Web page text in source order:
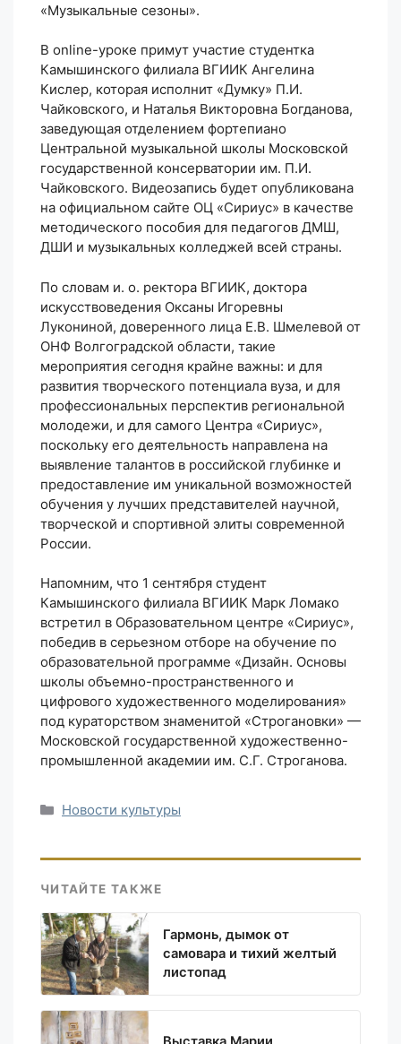
«Музыкальные сезоны».
В online-уроке примут участие студентка
Камышинского филиала ВГИИК Ангелина
Кислер, которая исполнит «Думку» П.И.
Чайковского, и Наталья Викторовна Богданова,
заведующая отделением фортепиано
Центральной музыкальной школы Московской
государственной консерватории им. П.И.
Чайковского. Видеозапись будет опубликована
на официальном сайте ОЦ «Сириус» в качестве
методического пособия для педагогов ДМШ,
ДШИ и музыкальных колледжей всей страны.
По словам и. о. ректора ВГИИК, доктора
искусствоведения Оксаны Игоревны
Лукониной, доверенного лица Е.В. Шмелевой от
ОНФ Волгоградской области, такие
мероприятия сегодня крайне важны: и для
развития творческого потенциала вуза, и для
профессиональных перспектив региональной
молодежи, и для самого Центра «Сириус»,
поскольку его деятельность направлена на
выявление талантов в российской глубинке и
предоставление им уникальной возможностей
обучения у лучших представителей научной,
творческой и спортивной элиты современной
России.
Напомним, что 1 сентября студент
Камышинского филиала ВГИИК Марк Ломако
встретил в Образовательном центре «Сириус»,
победив в серьезном отборе на обучение по
образовательной программе «Дизайн. Основы
школы объемно-пространственного и
цифрового художественного моделирования»
под кураторством знаменитой «Строгановки» —
Московской государственной художественно-
промышленной академии им. С.Г. Строганова.
Рубрики
Новости культуры
ЧИТАЙТЕ ТАКЖЕ
Гармонь, дымок от
самовара и тихий желтый
листопад